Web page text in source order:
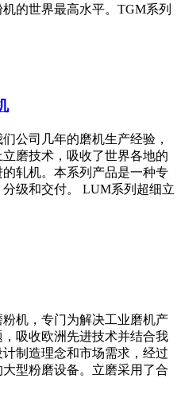
的世界最高水平。TGM系列
公司几年的磨机生产经验，
磨技术，吸收了世界各地的
轧机。本系列产品是一种专
级和交付。 LUM系列超细立
机，专门为解决工业磨机产
吸收欧洲先进技术并结合我
制造理念和市场需求，经过
型粉磨设备。立磨采用了合